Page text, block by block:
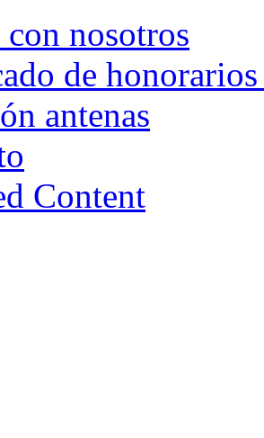
nosotros
de
antenas
Content